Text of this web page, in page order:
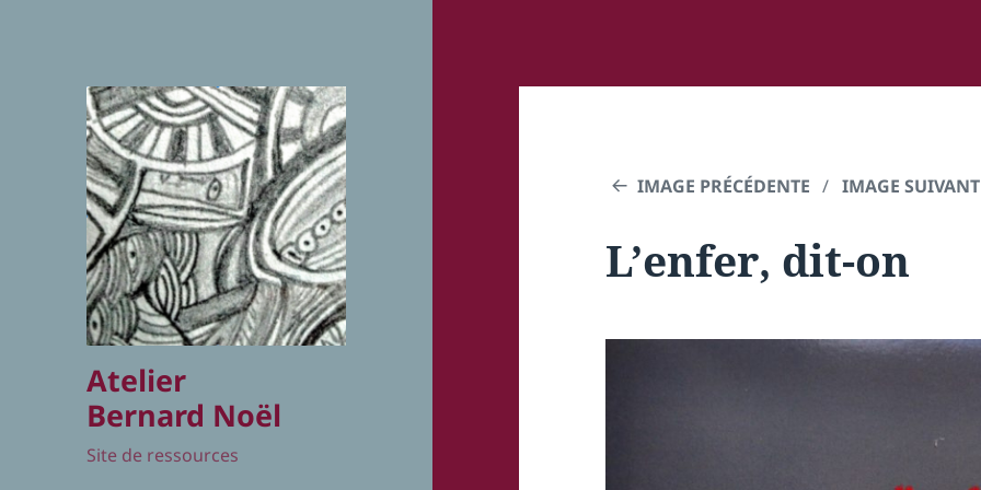
Atelier
Bernard Noël
Site de ressources
IMAGE PRÉCÉDENTE IMAGE
L’enfer, dit-on